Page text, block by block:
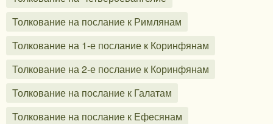
Толкование на послание к Римлянам
Толкование на 1-е послание к Коринфянам
Толкование на 2-е послание к Коринфянам
Толкование на послание к Галатам
Толкование на послание к Ефесянам